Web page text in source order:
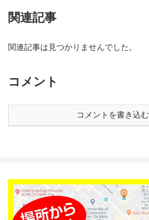
関連記事
関連記事は見つかりませんでした。
コメント
コメントを書き込む